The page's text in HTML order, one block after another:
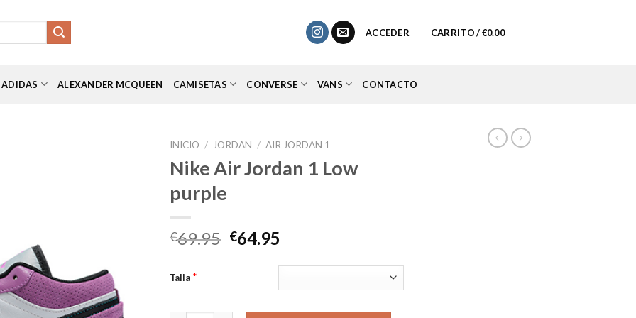
ACCEDER CARRITO /€0.00
ADIDAS ALEXANDER MCQUEEN CAMISETAS CONVERSE VANS CONTACTO
INICIO / JORDAN / AIR JORDAN 1
Nike Air Jordan 1 Low
purple
€69.95 El
original
€64.95
actual
es:
Talla *